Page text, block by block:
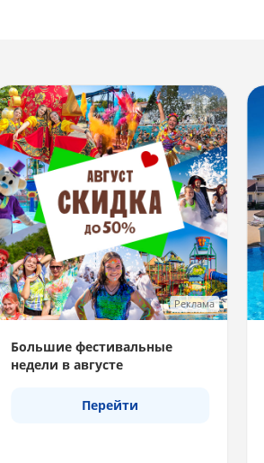
Реклама
Большие фестивальные
недели в августе
Перейти